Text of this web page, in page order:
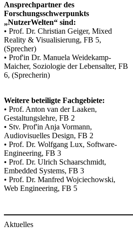
Ansprechpartner des
Forschungsschwerpunkts
„NutzerWelten“ sind:
• Prof. Dr. Christian Geiger, Mixed
Reality & Visualisierung, FB 5,
(Sprecher)
• Prof'in Dr. Manuela Weidekamp-
Maicher, Soziologie der Lebensalter, FB
6, (Sprecherin)
Weitere beteiligte Fachgebiete:
• Prof. Anton van der Laaken,
Gestaltungslehre, FB 2
• Stv. Prof'in Anja Vormann,
Audiovisuelles Design, FB 2
• Prof. Dr. Wolfgang Lux, Software-
Engineering, FB 3
• Prof. Dr. Ulrich Schaarschmidt,
Embedded Systems, FB 3
• Prof. Dr. Manfred Wojciechowski,
Web Engineering, FB 5
Aktuelles